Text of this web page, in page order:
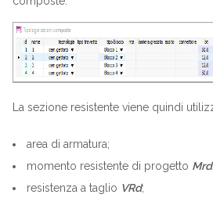
La sezione resistente viene quindi
area di armatura;
momento resistente di progetto Mrd;
resistenza a taglio VRd;